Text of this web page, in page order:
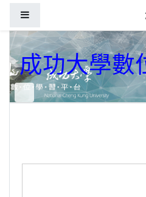
成功大學數